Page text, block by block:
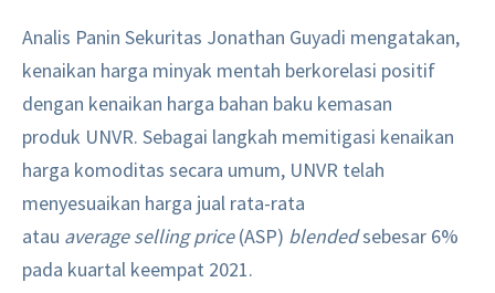
Analis Panin Sekuritas Jonathan Guyadi mengatakan,
kenaikan harga minyak mentah berkorelasi positif
dengan kenaikan harga bahan baku kemasan
produk UNVR. Sebagai langkah memitigasi kenaikan
harga komoditas secara umum, UNVR telah
menyesuaikan harga jual rata-rata
atau average selling price(ASP) blendedsebesar 6%
pada kuartal keempat 2021.